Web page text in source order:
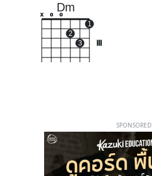
Dm
x o o
2
3
1
SPONSORED